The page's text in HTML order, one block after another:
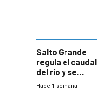
Salto Grande
regula el caudal
del río y se
prepara para un
Hace 1 semana